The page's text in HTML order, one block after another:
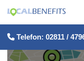
Zum
Inhalt
springen
Telefon: 02811 /